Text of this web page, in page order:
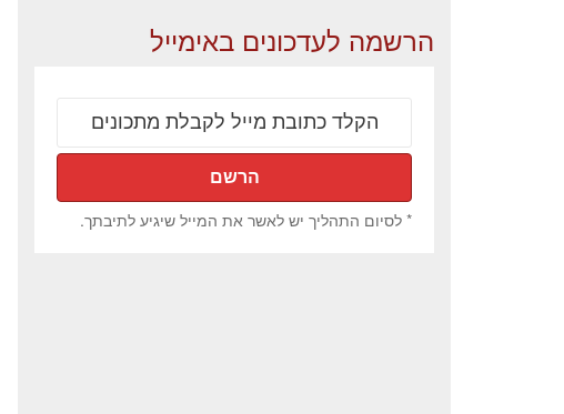
הרשמה לעדכונים באימייל
* לסיום התהליך יש לאשר את המייל שיגיע לתיבתך.